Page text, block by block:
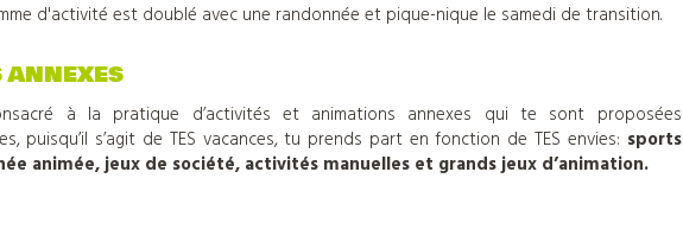
d'activité est doublé avec une randonnée et pique-nique le samedi de transition.
ANNEXES
à la pratique d’activités et animations annexes qui te sont proposées
puisqu’il s’agit de TES vacances, tu prends part en fonction de TES envies: sports
animée, jeux de société, activités manuelles et grands jeux d’animation.